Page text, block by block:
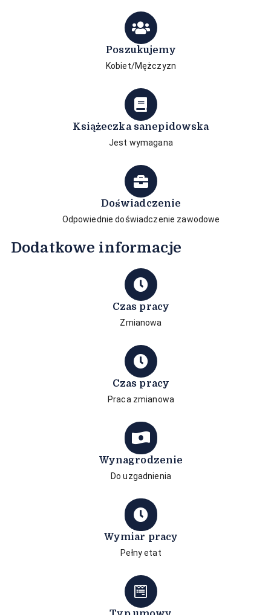
Poszukujemy
Kobiet/Mężczyzn
Książeczka sanepidowska
Jest wymagana
Doświadczenie
Odpowiednie doświadczenie zawodowe
Dodatkowe informacje
Czas pracy
Zmianowa
Czas pracy
Praca zmianowa
Wynagrodzenie
Do uzgadnienia
Wymiar pracy
Pełny etat